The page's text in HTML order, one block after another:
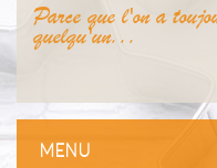
Parce que l'on a
quelqu'un...
MENU